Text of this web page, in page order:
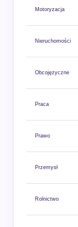
Motoryzacja
Nieruchomości
Obcojęzyczne
Praca
Prawo
Przemysł
Rolnictwo